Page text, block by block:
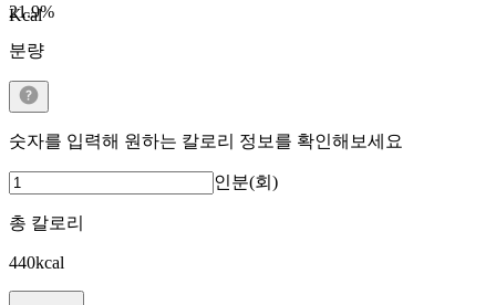
Kcal
21.9%
분량
숫자를 입력해 원하는 칼로리 정보를 확인해보세요
인분(회)
총 칼로리
440kcal